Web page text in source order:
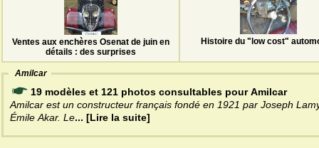
Ventes aux enchères Osenat de juin en
détails : des surprises
Histoire du "low cost"
Amilcar
19 modèles et 121 photos consultables pour Amilcar
Amilcar est un constructeur français fondé en 1921 par Joseph
Émile Akar. Le... [Lire la suite]